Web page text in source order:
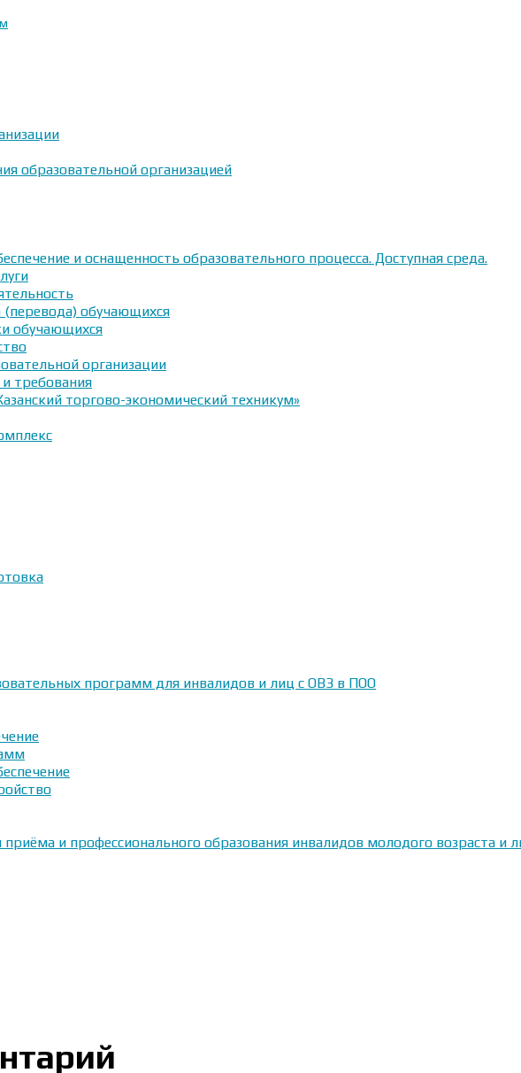
образовательной организацией
и оснащенность образовательного процесса. Доступная среда.
обучающихся
обучающихся
организации
требования
торгово-экономический техникум»
программ для инвалидов и лиц с ОВЗ в ПОО
приёма и профессионального образования инвалидов молодого возраста